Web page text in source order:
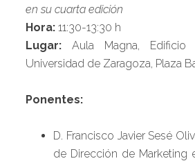
en su cuarta edición
Hora: 11:30-13:30 h
Lugar: Aula Magna, Edificio
Universidad de Zaragoza, Plaza
Ponentes:
D. Francisco Javier Sesé
de Dirección de Marketing